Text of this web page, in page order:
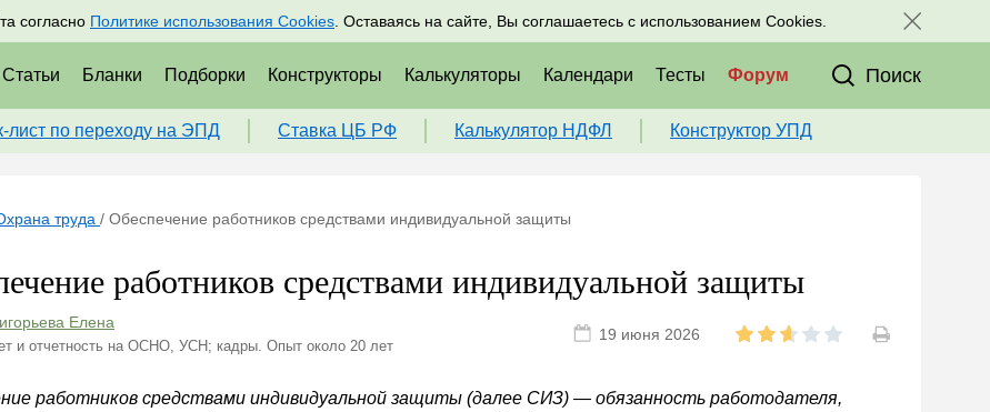
согласно Политике использования Cookies . Оставаясь на сайте, Вы соглашаетесь с использованием Cookies.
Подписаться Присоединяйтесь к нам в соц. сетях:
Статьи Бланки Подборки Конструкторы Калькуляторы Календари Тесты Форум Поиск
лист по переходу на ЭПД Ставка ЦБ РФ Калькулятор НДФЛ Конструктор УПД
труда / Обеспечение работников средствами индивидуальной защиты
работников средствами индивидуальной защиты
Елена
и отчетность на ОСНО, УСН; кадры. Опыт около 20 лет
19 июня 2026
работников средствами индивидуальной защиты (далее СИЗ) — обязанность работодателя,